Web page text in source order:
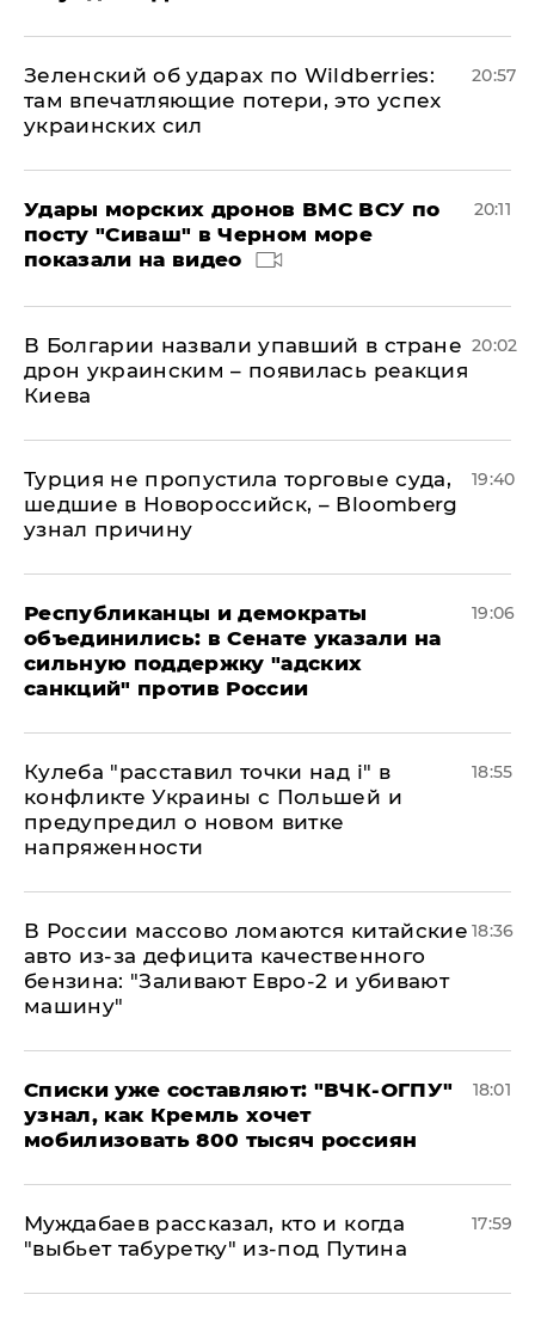
Зеленский об ударах по Wildberries:
там впечатляющие потери, это успех
украинских сил
20:57
Удары морских дронов ВМС ВСУ по
посту "Сиваш" в Черном море
показали на видео
20:11
В Болгарии назвали упавший в стране
дрон украинским – появилась реакция
Киева
20:02
Турция не пропустила торговые суда,
шедшие в Новороссийск, – Bloomberg
узнал причину
19:40
Республиканцы и демократы
объединились: в Сенате указали на
сильную поддержку "адских
санкций" против России
19:06
Кулеба "расставил точки над і" в
конфликте Украины с Польшей и
предупредил о новом витке
напряженности
18:55
В России массово ломаются китайские
авто из-за дефицита качественного
бензина: "Заливают Евро-2 и убивают
машину"
18:36
Списки уже составляют: "ВЧК-ОГПУ"
узнал, как Кремль хочет
мобилизовать 800 тысяч россиян
18:01
Муждабаев рассказал, кто и когда
"выбьет табуретку" из-под Путина
17:59